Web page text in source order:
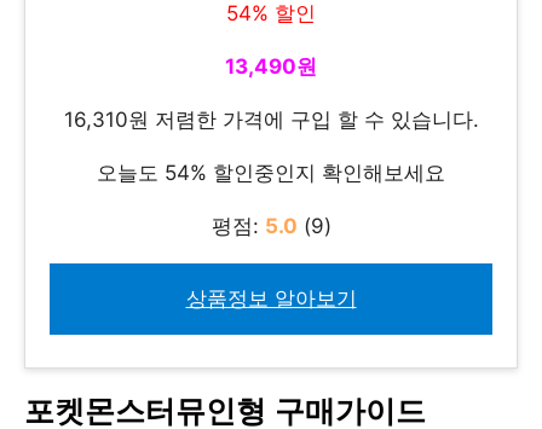
54% 할인
13,490원
16,310원 저렴한 가격에 구입 할 수 있습니다.
오늘도 54% 할인중인지 확인해보세요
평점: 5.0 (9)
상품정보 알아보기
포켓몬스터뮤인형 구매가이드